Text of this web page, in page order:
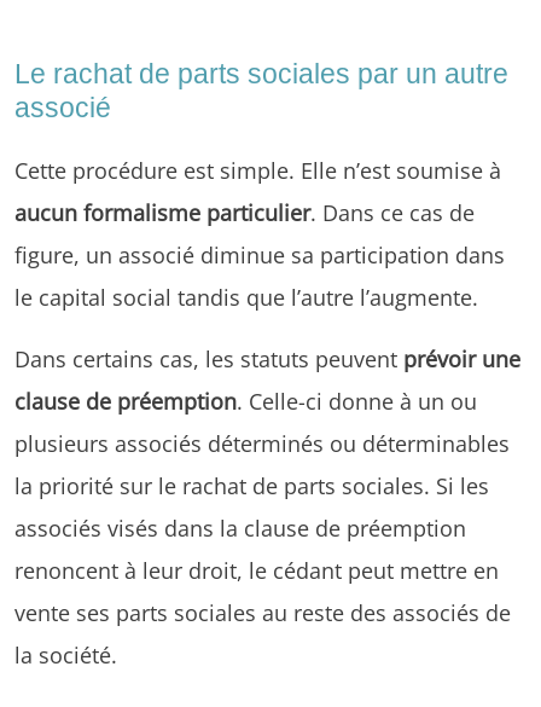
Le rachat de parts sociales par un autre
associé
Cette procédure est simple. Elle n’est soumise à
aucun formalisme particulier. Dans ce cas de
figure, un associé diminue sa participation dans
le capital social tandis que l’autre l’augmente.
Dans certains cas, les statuts peuvent prévoir une
clause de préemption. Celle-ci donne à un ou
plusieurs associés déterminés ou déterminables
la priorité sur le rachat de parts sociales. Si les
associés visés dans la clause de préemption
renoncent à leur droit, le cédant peut mettre en
vente ses parts sociales au reste des associés de
la société.